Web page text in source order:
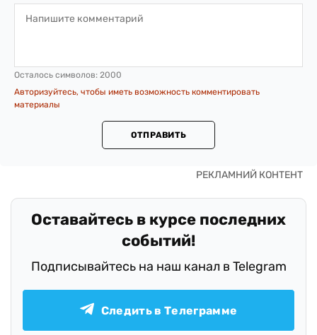
Осталось символов: 2000
Авторизуйтесь, чтобы иметь возможность комментировать
материалы
ОТПРАВИТЬ
Оставайтесь в курсе последних
событий!
Подписывайтесь на наш канал в Telegram
Следить в Телеграмме